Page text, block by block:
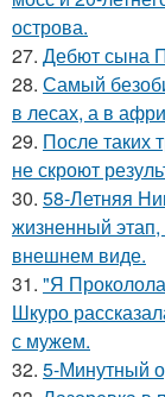
острова.
27. Дебют сына
28. Самый
в лесах, а в
29. После таких
не скроют
30. 58-Летняя
жизненный этап,
внешнем виде.
31. "Я
Шкуро
с мужем.
32. 5-Минутный